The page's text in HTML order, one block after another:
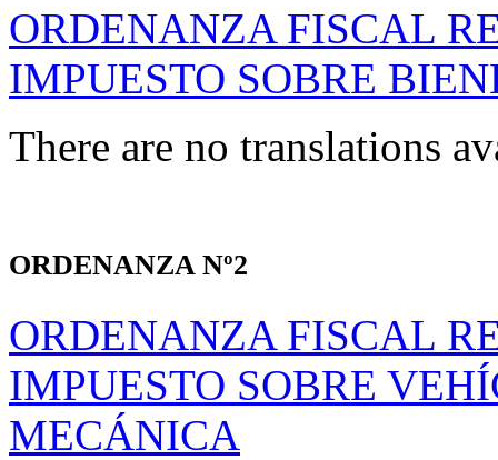
ORDENANZA FISCAL
IMPUESTO SOBRE
There are no translations
ORDENANZA Nº2
ORDENANZA FISCAL
IMPUESTO SOBRE
MECÁNICA